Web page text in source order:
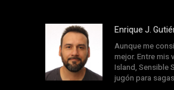
Enrique J.
Aunque me
mejor. Entre
Island, Sensible
jugón para